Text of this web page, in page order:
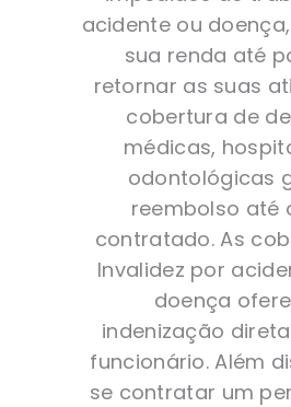
acidente ou
sua renda até
retornar as suas
cobertura de
médicas,
odontológicas
reembolso até
contratado. As
Invalidez por
doença
indenização
funcionário. Além
se contratar um